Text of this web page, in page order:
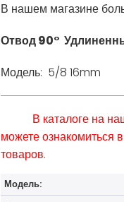
В нашем магазине
Отвод 90°
Модель: 5/8 16mm
В каталоге на
можете ознакомиться
товаров.
Модель: